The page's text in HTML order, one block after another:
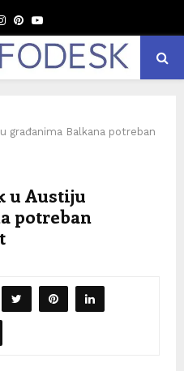
Instagram
Pinterest
Youtube
građanima Balkana potreban
u Austiju
potreban